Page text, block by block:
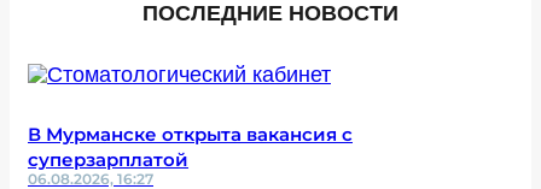
ПОСЛЕДНИЕ НОВОСТИ
В Мурманске открыта вакансия с
суперзарплатой
06.08.2026, 16:27